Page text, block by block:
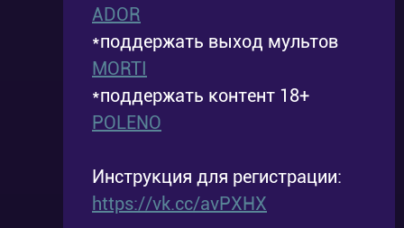
ADOR
*поддержать выход мультов
MORTI
*поддержать контент 18+
POLENO
Инструкция для регистрации:
https://vk.cc/avPXHX